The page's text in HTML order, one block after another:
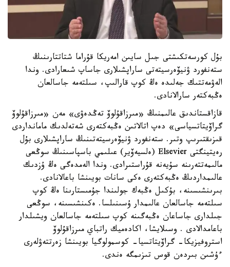
بۇل كورسەتكىشتى جىل سايىن امەريكا قۇراما شتاتتارىنىڭ
ستەنفورد ۋنيۆەرسيتەتى ساراپشىلارى جاساپ شىعارادى. وندا
الەۋمەتتىك جەلىدە ەڭ كوپ قارالىپ، سىلتەمە جاسالعان
ەڭبەكتەر سارالانادى.
قازاقستاندىق عالىمنىڭ «مىرزاقۇلوۆ تەڭدەۋى» مەن «مىرزاقۇلوۆ
گراۆيتاتسياسى» دەپ اتالاتىن ەڭبەكتەرى شەتەلدىك مامانداردى
قىزىقتىرىپ وتىر. ستەنفورد ۋنيۆەرسيتەتىنىڭ ساراپشىلارى بۇل
رەيتينگتى Elsevier (ەلسيەۆير) عىلىمي باسپاسىنىڭ سوڭعى
مالىمەتتەرىنە سۇيەنە قۇراستىرادى. وندا الەمدەگى ەڭ ۇزدىك
عالىمداردىڭ ەڭبەكتەرى ەكى سانات بويىنشا باعالانادى.
بىرىنشىسىنە، بۇكىل ەڭبەك جولىندا جۇمىستارىنا ەڭ كوپ
سىلتەمە جاسالعان عالىمدار ۇسىنىلسا. ەكىنشىسىنە، سوڭعى
جىلدارى جاساعان ەڭبەگىنە كوپ سىلتەمە جاسالعان ويشىلدار
باعامدالادى . وسىلايشا، اكادەميك راتباي مىرزاقۇلوۆ
استروفيزيكا- گراۆيتاتسيا- كوسمولوگيا بويىنشا زەرتتەۋلەرى
ءۇشىن بىردەن قوس تىزىمگە ەندى.